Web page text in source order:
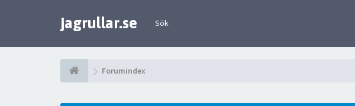
jagrullar.se Sök
Forumindex